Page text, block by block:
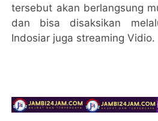
tersebut akan berlangsung
dan bisa disaksikan
Indosiar juga streaming Vidio.